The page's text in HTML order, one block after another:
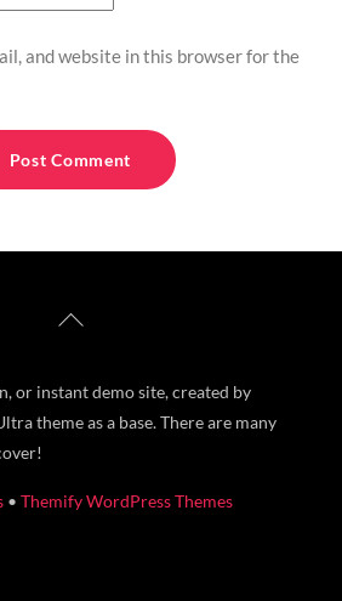
and website in this browser for the
Back
or instant demo site, created by
theme as a base. There are many
•Themify WordPress Themes